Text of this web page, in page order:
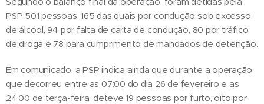
PSP 501 pessoas, 165 das quais por condução sob excesso
de álcool, 94 por falta de carta de condução, 80 por tráfico
de droga e 78 para cumprimento de mandados de detenção.
Em comunicado, a PSP indica ainda que durante a operação,
que decorreu entre as 07:00 do dia 26 de fevereiro e as
24:00 de terça-feira, deteve 19 pessoas por furto, oito por